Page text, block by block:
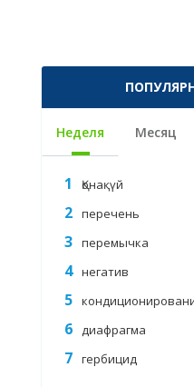
Неделя Месяц
Қонақүй
перечень
перемычка
негатив
диафрагма
гербицид